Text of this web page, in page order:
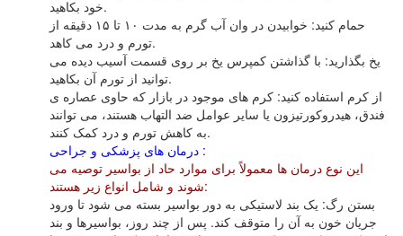
خود بکاهید.
حمام کنید: خوابیدن در وان آب گرم به مدت ۱۰ تا ۱۵ دقیقه از
تورم و درد می کاهد.
یخ بگذارید: با گذاشتن کمپرس یخ بر روی قسمت آسیب دیده می
توانید از تورم آن بکاهید.
از کرم استفاده کنید: کرم های موجود در بازار که حاوی عصاره ی
فندق، هیدروکورتیزون یا سایر عوامل ضد التهاب هستند، می توانند
به کاهش تورم و درد کمک کنند.
درمان های پزشکی و جراحی :
این نوع درمان ها معمولاً برای موارد حاد از بواسیر توصیه می
شوند و شامل انواع زیر هستند:
بستن رگ: یک بند لاستیکی به دور بواسیر بسته می شود تا ورود
جریان خون به آن را متوقف کند. پس از چند روز، بواسیرها و بند